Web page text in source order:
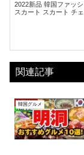
2022新品 韓国ファッ
スカート スカート チ
関連記事
韓国グルメ